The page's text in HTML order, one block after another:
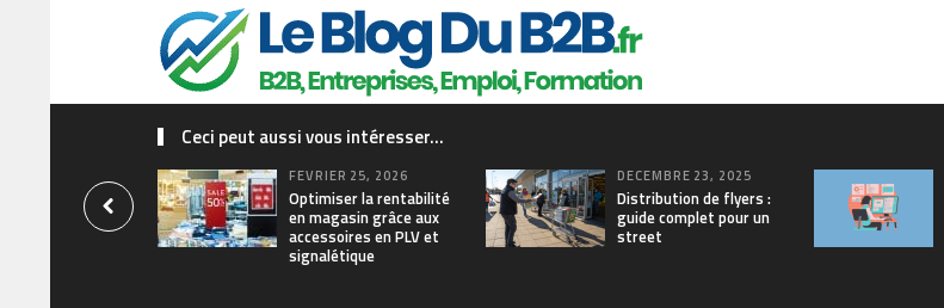
Ceci peut aussi vous intéresser...
FÉVRIER 25, 2026
Optimiser la rentabilité
en magasin grâce aux
accessoires en PLV et
signalétique
DÉCEMBRE 23, 2025
Distribution de flyers :
guide complet pour un
street